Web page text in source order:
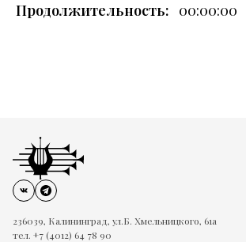
Продолжительность: 00:00:00
236039, Калининград, ул.Б. Хмельницкого, 61а
тел. +7 (4012) 64 78 90